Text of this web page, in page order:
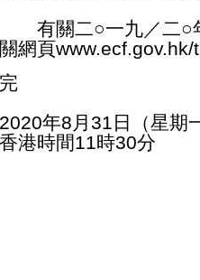
有關二○一九／二○
關網頁
完
2020年8月31日（星期
香港時間11時30分